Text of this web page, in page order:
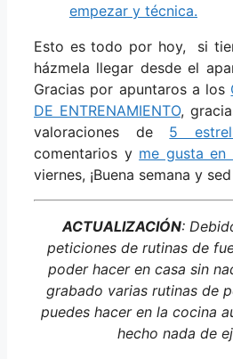
empezar y técnica.
Esto es todo por hoy, si
házmela llegar desde el
Gracias por apuntaros a los
DE ENTRENAMIENTO,
valoraciones de 5
comentarios y me gusta en
viernes, ¡Buena semana y
ACTUALIZACIÓN:
peticiones de rutinas de
poder hacer en casa sin
grabado varias rutinas de
puedes hacer en la cocina
hecho nada de